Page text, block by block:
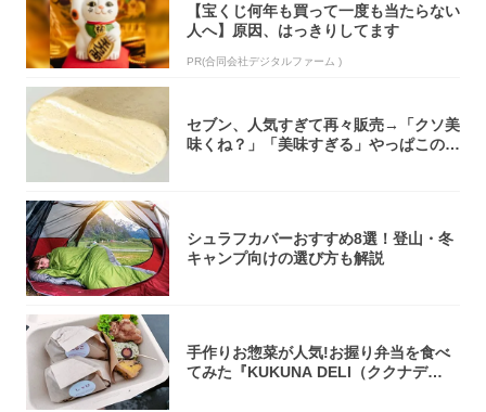
【宝くじ何年も買って一度も当たらない
人へ】原因、はっきりしてます
PR(合同会社デジタルファーム )
セブン、人気すぎて再々販売→「クソ美
味くね？」「美味すぎる」やっぱこのク
シュラフカバーおすすめ8選！登山・冬
キャンプ向けの選び方も解説
手作りお惣菜が人気!お握り弁当を食べ
てみた『KUKUNA DELI（ククナデ